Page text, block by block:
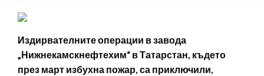
Издирвателните операции в завода
„Нижнекамскнефтехим“ в Татарстан, където
през март избухна пожар, са приключили,